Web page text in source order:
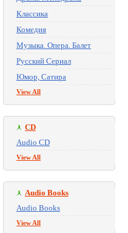
Классика
Комедия
Музыка. Опера. Балет
Русский Сериал
Юмор, Сатира
View All
CD
Audio CD
View All
Audio Books
Audio Books
View All